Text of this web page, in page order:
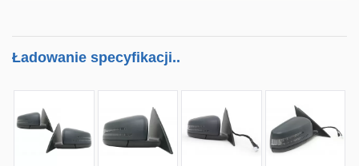
Ładowanie specyfikacji..